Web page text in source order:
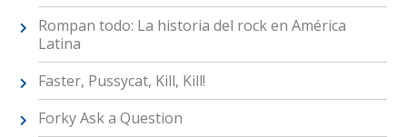
Rompan todo: La historia del rock en América
Latina
Faster, Pussycat, Kill, Kill!
Forky Ask a Question